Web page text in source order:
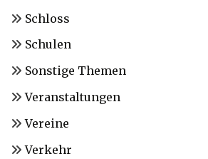
Schloss
Schulen
Sonstige Themen
Veranstaltungen
Vereine
Verkehr